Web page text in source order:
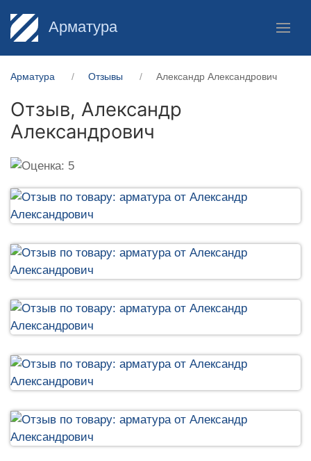
Арматура
Арматура Отзывы Александр Александрович
Отзыв, Александр
Александрович